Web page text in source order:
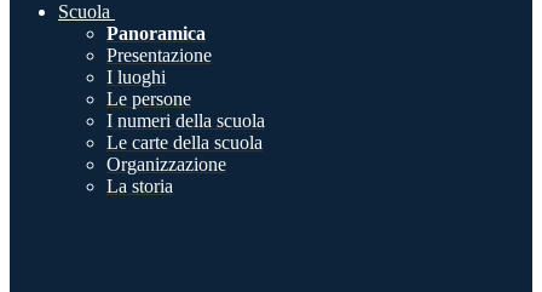
Scuola
Panoramica
Presentazione
I luoghi
Le persone
I numeri della scuola
Le carte della scuola
Organizzazione
La storia